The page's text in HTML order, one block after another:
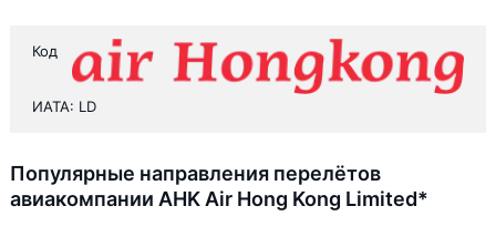
Код
ИАТА: LD
Популярные направления перелётов
авиакомпании AHK Air Hong Kong Limited*